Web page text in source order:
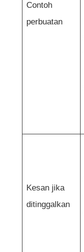
Contoh
perbuatan
Kesan jika
ditinggalkan